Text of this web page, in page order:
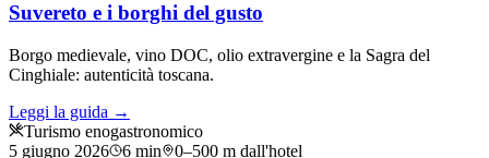
Suvereto e i borghi del gusto
Borgo medievale, vino DOC, olio extravergine e la Sagra del
Cinghiale: autenticità toscana.
Leggi la guida →
Turismo enogastronomico
5 giugno 2026
6 min 0–500 m dall'hotel